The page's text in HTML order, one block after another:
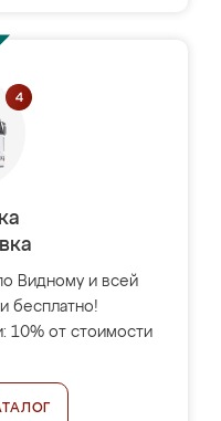
Видному и всей
бесплатно!
10% от стоимости